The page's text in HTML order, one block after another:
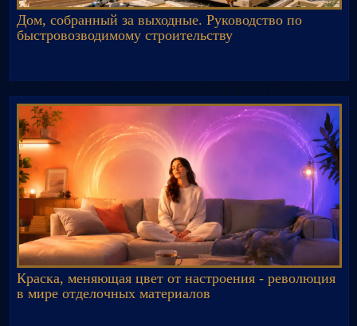
Дом, собранный за выходные. Руководство по
быстровозводимому строительству
Краска, меняющая цвет от настроения - революция
в мире отделочных материалов